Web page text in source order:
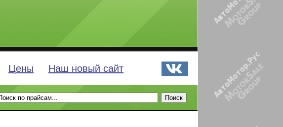
Цены Наш новый сайт